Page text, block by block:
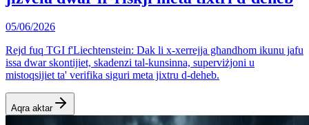
05/06/2026
Rejd fuq TGI f'Liechtenstein: Dak li x-xerrejja għandhom ikunu jafu
issa dwar skontijiet, skadenzi tal-kunsinna, superviżjoni u
mistoqsijiet ta' verifika siguri meta jixtru d-deheb.
Aqra aktar